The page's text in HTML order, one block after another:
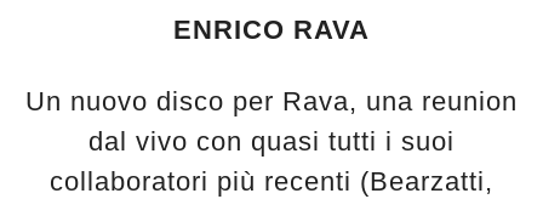
ENRICO RAVA
Un nuovo disco per Rava, una reunion
dal vivo con quasi tutti i suoi
collaboratori più recenti (Bearzatti,